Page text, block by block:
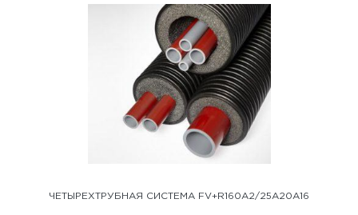
ЧЕТЫРЕХТРУБНАЯ СИСТЕМА FV+R160A2/25A20A16